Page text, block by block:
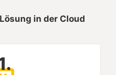
in der Cloud